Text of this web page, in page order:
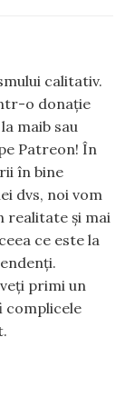
calitativ.
o donație
maib sau
Patreon! În
în bine
dvs, noi vom
realitate și mai
ce este la
primi un
complicele